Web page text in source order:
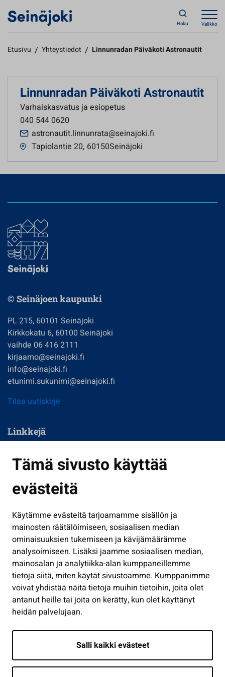
Tämä sivusto käyttää
evästeitä
Käytämme evästeitä tarjoamamme sisällön ja
mainosten räätälöimiseen, sosiaalisen median
ominaisuuksien tukemiseen ja kävijämäärämme
analysoimiseen. Lisäksi jaamme sosiaalisen median,
mainosalan ja analytiikka-alan kumppaneillemme
tietoja siitä, miten käytät sivustoamme. Kumppanimme
voivat yhdistää näitä tietoja muihin tietoihin, joita olet
antanut heille tai joita on kerätty, kun olet käyttänyt
heidän palvelujaan.
Salli kaikki evästeet
Haku Valikko
Etusivu / Yhteystiedot / Linnunradan Päiväkoti Astronautit
Linnunradan Päiväkoti Astronautit
Varhaiskasvatus ja esiopetus
040 544 0620
astronautit.linnunrata@seinajoki.fi
Tapiolantie 20, 60150Seinäjoki
© Seinäjoen kaupunki
PL 215, 60101 Seinäjoki
Kirkkokatu 6, 60100 Seinäjoki
vaihde 06 416 2111
kirjaamo@seinajoki.fi
info@seinajoki.fi
etunimi.sukunimi@seinajoki.fi
Tilaa uutiskirje
Linkkejä
Kasvatus ja opetus
Kulttuuri ja liikunta
Työ ja yrittäminen
Osallistu ja asioi
Näytä omat evästeasetukseni
Seuraa meitä